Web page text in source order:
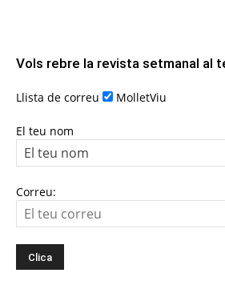
Vols rebre la revista setmanal al
Llista de correu MolletViu
El teu nom
Correu: